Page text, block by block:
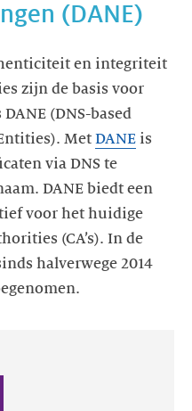
(DANE)
en integriteit
zijn de basis voor
(DNS-based
Met DANE is
via DNS te
DANE biedt een
voor het huidige
(CA’s). In de
halverwege 2014